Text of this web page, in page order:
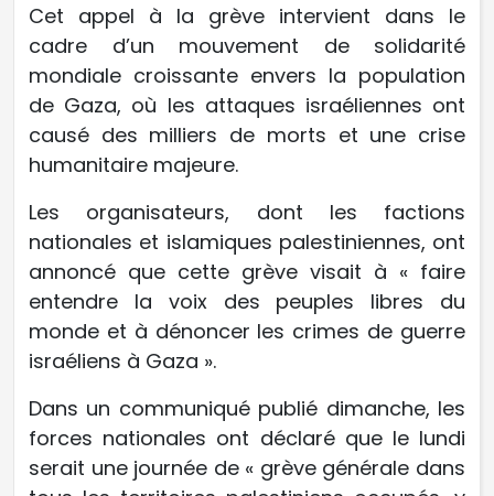
Cet appel à la grève intervient dans le
cadre d’un mouvement de solidarité
mondiale croissante envers la population
de Gaza, où les attaques israéliennes ont
causé des milliers de morts et une crise
humanitaire majeure.
Les organisateurs, dont les factions
nationales et islamiques palestiniennes, ont
annoncé que cette grève visait à « faire
entendre la voix des peuples libres du
monde et à dénoncer les crimes de guerre
israéliens à Gaza ».
Dans un communiqué publié dimanche, les
forces nationales ont déclaré que le lundi
serait une journée de « grève générale dans